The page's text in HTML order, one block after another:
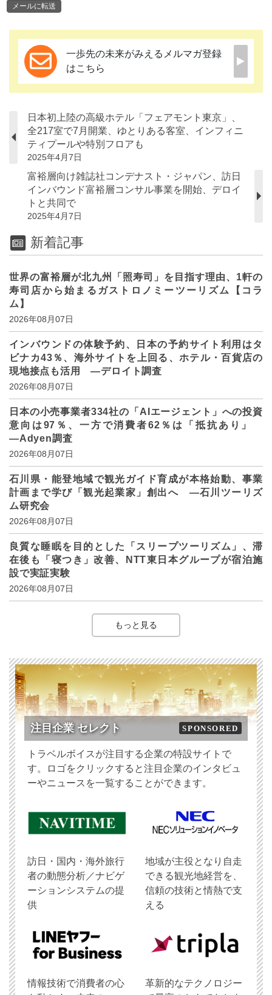
メールに転送
一歩先の未来がみえるメルマガ登録
はこちら
日本初上陸の高級ホテル「フェアモント東京」、
全217室で7月開業、ゆとりある客室、インフィニ
ティプールや特別フロアも
2025年4月7日
富裕層向け雑誌社コンデナスト・ジャパン、訪日
インバウンド富裕層コンサル事業を開始、デロイ
トと共同で
2025年4月7日
新着記事
世界の富裕層が北九州「照寿司」を目指す理由、1軒の
寿司店から始まるガストロノミーツーリズム【コラ
ム】
2026年08月07日
インバウンドの体験予約、日本の予約サイト利用はタ
ビナカ43％、海外サイトを上回る、ホテル・百貨店の
現地接点も活用 ―デロイト調査
2026年08月07日
日本の小売事業者334社の「AIエージェント」への投資
意向は97％、一方で消費者62％は「抵抗あり」
―Adyen調査
2026年08月07日
石川県・能登地域で観光ガイド育成が本格始動、事業
計画まで学び「観光起業家」創出へ ―石川ツーリズ
ム研究会
2026年08月07日
良質な睡眠を目的とした「スリープツーリズム」、滞
在後も「寝つき」改善、NTT東日本グループが宿泊施
設で実証実験
2026年08月07日
もっと見る
注目企業 セレクト SPONSORED
トラベルボイスが注目する企業の特設サイトで
す。ロゴをクリックすると注目企業のインタビュ
ーやニュースを一覧することができます。
訪日・国内・海外旅行
者の動態分析／ナビゲ
ーションシステムの提
供
地域が主役となり自走
できる観光地経営を、
信頼の技術と情熱で支
える
情報技術で消費者の心
革新的なテクノロジー